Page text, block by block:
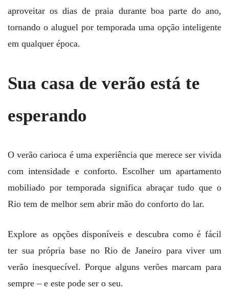
aproveitar os dias de praia durante boa parte do ano,
tornando o aluguel por temporada uma opção inteligente
em qualquer época.
Sua casa de verão está te
esperando
O verão carioca é uma experiência que merece ser vivida
com intensidade e conforto. Escolher um apartamento
mobiliado por temporada significa abraçar tudo que o
Rio tem de melhor sem abrir mão do conforto do lar.
Explore as opções disponíveis e descubra como é fácil
ter sua própria base no Rio de Janeiro para viver um
verão inesquecível. Porque alguns verões marcam para
sempre – e este pode ser o seu.